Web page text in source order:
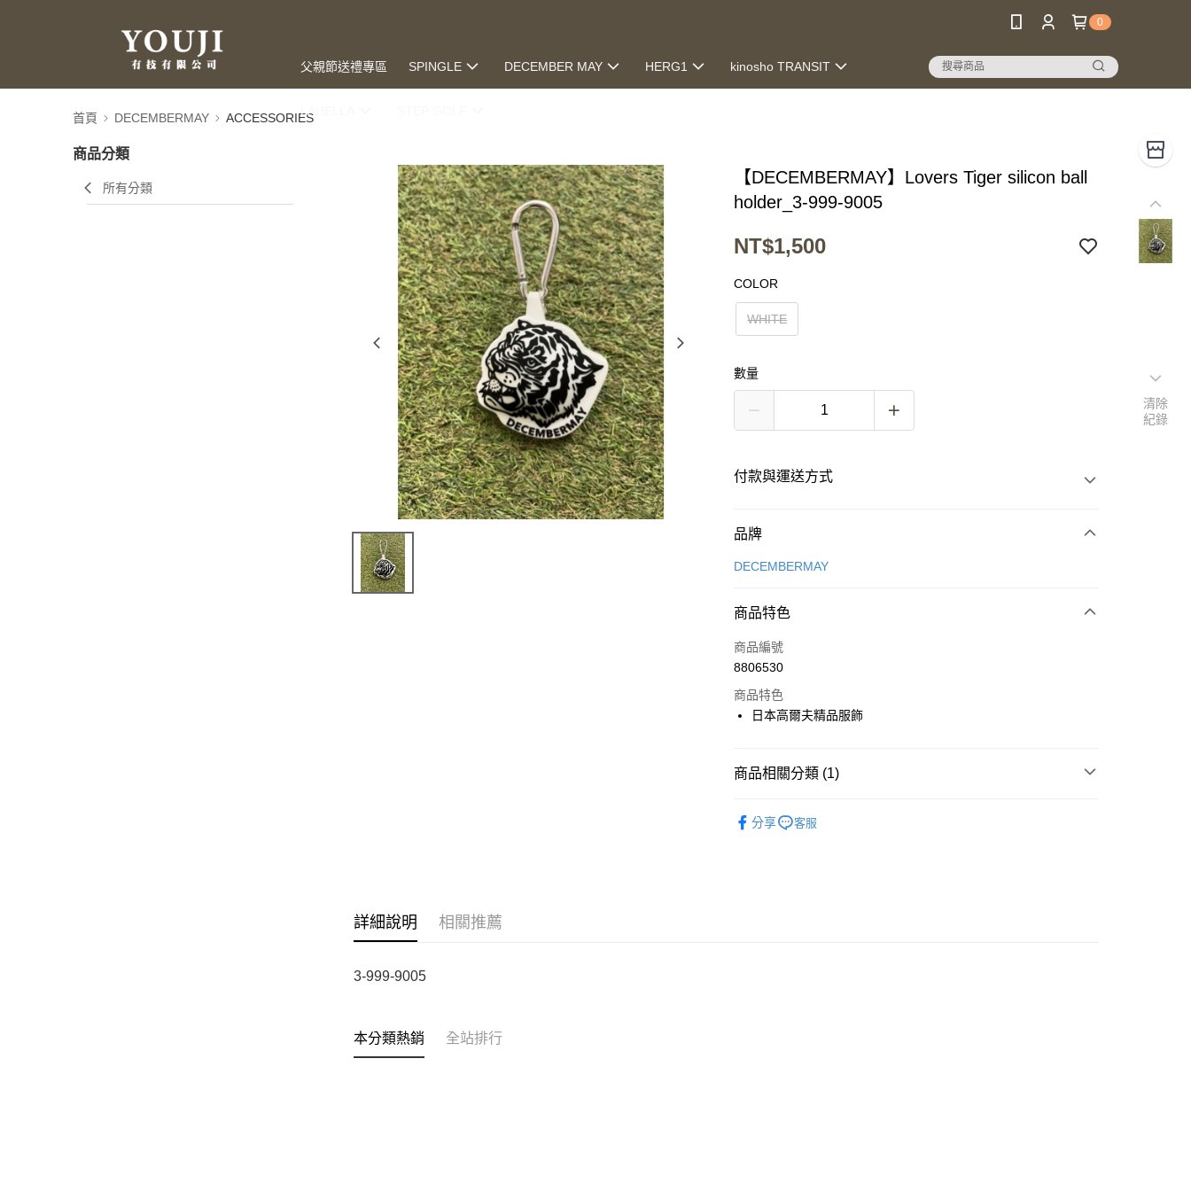
0
父親節送禮專區 SPINGLE DECEMBER MAY HERG1 kinosho TRANSIT
LAHELLA
首頁 DECEMBERMAY ACCESSORIES
商品分類
所有分類
【DECEMBERMAY】Lovers Tiger silicon ball
holder_3-999-9005
NT$1,500
COLOR
WHITE
數量
付款與運送方式
付款方式
信用卡一次付款
全盈+PAY
運送方式
每筆NT$60
每筆NT$60
品牌
DECEMBERMAY
商品特色
商品編號
8806530
商品特色
日本高爾夫精品服飾
商品相關分類 (1)
分享
客服
詳細說明 相關推薦
3-999-9005
本分類熱銷 全站排行
清除
紀錄